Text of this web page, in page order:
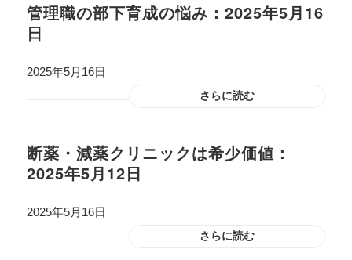
管理職の部下育成の悩み：2025年5月16
日
2025年5月16日
さらに読む
断薬・減薬クリニックは希少価値：
2025年5月12日
2025年5月16日
さらに読む